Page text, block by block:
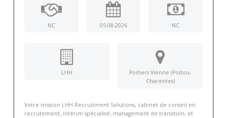
NC 05-08-2026 NC
LHH
Poitiers Vienne (Poitou-
Charentes)
Votre mission LHH Recruitment Solutions, cabinet de conseil en
recrutement, intérim spécialisé, management de transition, et